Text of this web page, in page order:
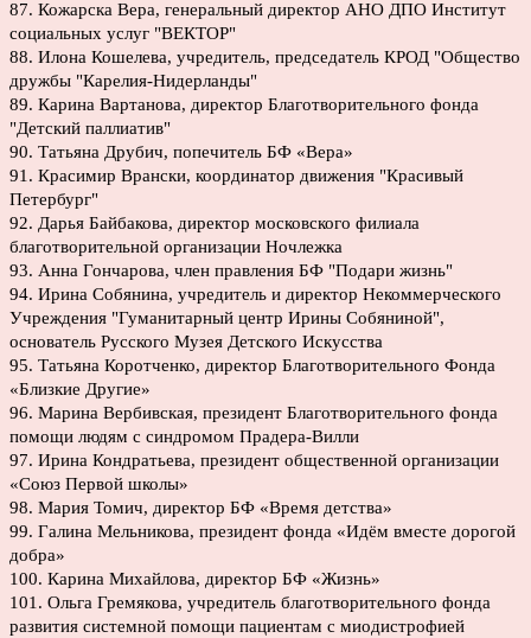
87. Кожарска Вера, генеральный директор АНО ДПО Институт
социальных услуг "ВЕКТОР"
88. Илона Кошелева, учредитель, председатель КРОД "Общество
дружбы "Карелия-Нидерланды"
89. Карина Вартанова, директор Благотворительного фонда
"Детский паллиатив"
90. Татьяна Друбич, попечитель БФ «Вера»
91. Красимир Врански, координатор движения "Красивый
Петербург"
92. Дарья Байбакова, директор московского филиала
благотворительной организации Ночлежка
93. Анна Гончарова, член правления БФ "Подари жизнь"
94. Ирина Собянина, учредитель и директор Некоммерческого
Учреждения "Гуманитарный центр Ирины Собяниной",
основатель Русского Музея Детского Искусства
95. Татьяна Коротченко, директор Благотворительного Фонда
«Близкие Другие»
96. Марина Вербивская, президент Благотворительного фонда
помощи людям с синдромом Прадера-Вилли
97. Ирина Кондратьева, президент общественной организации
«Союз Первой школы»
98. Мария Томич, директор БФ «Время детства»
99. Галина Мельникова, президент фонда «Идём вместе дорогой
добра»
100. Карина Михайлова, директор БФ «Жизнь»
101. Ольга Гремякова, учредитель благотворительного фонда
развития системной помощи пациентам с миодистрофией